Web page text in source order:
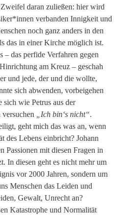
daran zuließen: hier wird
verbanden Innigkeit und
noch ganz anders in den
das in einer Kirche möglich ist.
– das perfide Verfahren gegen
am Kreuz – geschah
und jede, der und die wollte,
sich abwenden, vorbeigehen
sich wie Petrus aus der
„Ich bin‘s nicht“.
geht mich das was an, wenn
des Lebens einbricht? Johann
Passionen mit diesen Fragen in
In diesen geht es nicht mehr um
vor 2000 Jahren, sondern um
Menschen das Leiden und
Gewalt, Unrecht an?
Katastrophe und Normalität